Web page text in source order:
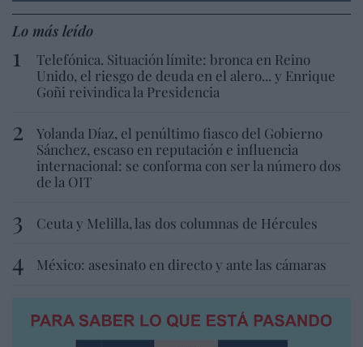
Lo más leído
Telefónica. Situación límite: bronca en Reino
Unido, el riesgo de deuda en el alero... y Enrique
Goñi reivindica la Presidencia
Yolanda Díaz, el penúltimo fiasco del Gobierno
Sánchez, escaso en reputación e influencia
internacional: se conforma con ser la número dos
de la OIT
Ceuta y Melilla, las dos columnas de Hércules
México: asesinato en directo y ante las cámaras